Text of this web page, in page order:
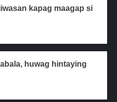
kapag maagap si
huwag hintaying